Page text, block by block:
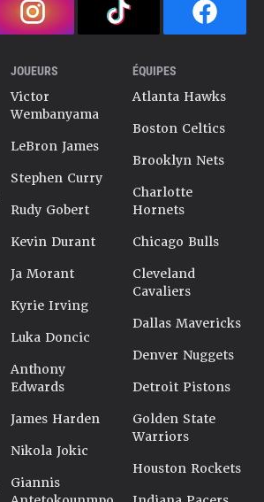
JOUEURS
Victor
Wembanyama
LeBron James
Stephen Curry
Rudy Gobert
Kevin Durant
Ja Morant
Kyrie Irving
Luka Doncic
Anthony
Edwards
James Harden
Nikola Jokic
Giannis
ÉQUIPES
Atlanta Hawks
Boston Celtics
Brooklyn Nets
Charlotte
Hornets
Chicago Bulls
Cleveland
Cavaliers
Dallas Mavericks
Denver Nuggets
Detroit Pistons
Golden State
Warriors
Houston Rockets